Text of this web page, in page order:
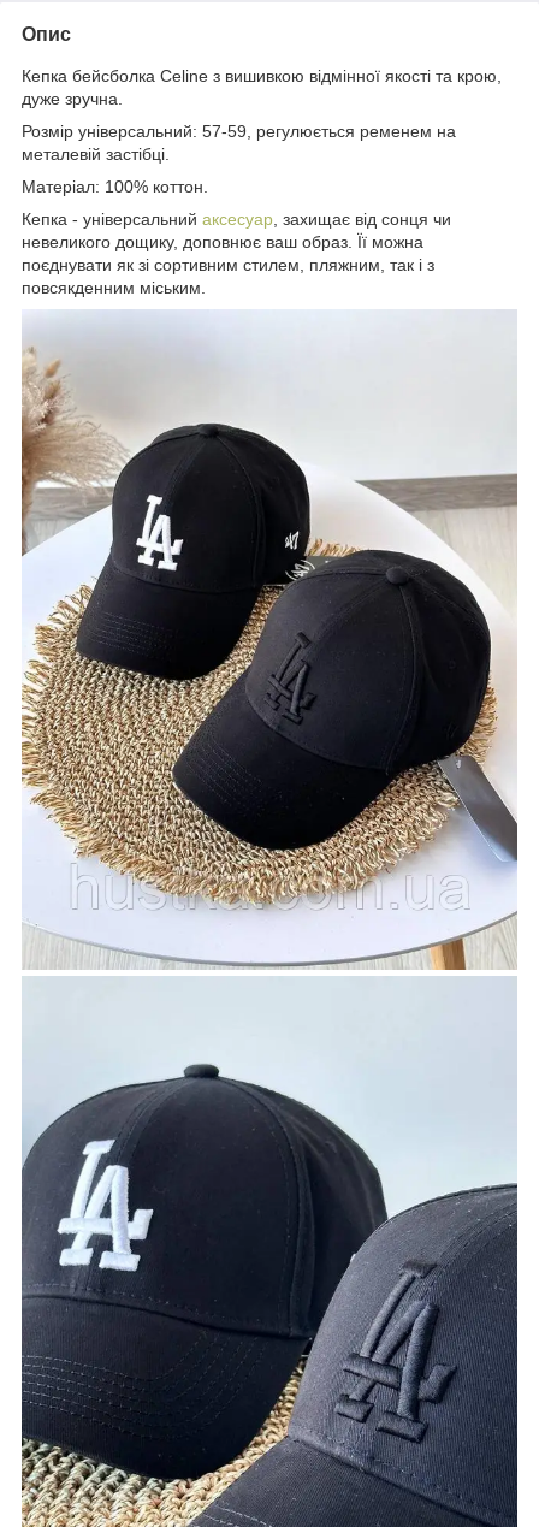
Опис
Кепка бейсболка Celine з вишивкою відмінної якості та крою,
дуже зручна.
Розмір універсальний: 57-59, регулюється ременем на
металевій застібці.
Матеріал: 100% коттон.
Кепка - універсальний аксесуар , захищає від сонця чи
невеликого дощику, доповнює ваш образ. Її можна
поєднувати як зі сортивним стилем, пляжним, так і з
повсякденним міським.